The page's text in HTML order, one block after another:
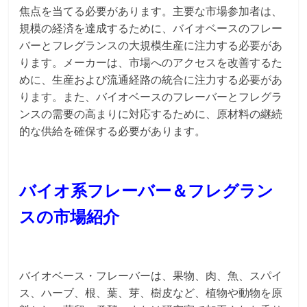
焦点を当てる必要があります。主要な市場参加者は、
規模の経済を達成するために、バイオベースのフレー
バーとフレグランスの大規模生産に注力する必要があ
ります。メーカーは、市場へのアクセスを改善するた
めに、生産および流通経路の統合に注力する必要があ
ります。また、バイオベースのフレーバーとフレグラ
ンスの需要の高まりに対応するために、原材料の継続
的な供給を確保する必要があります。
バイオ系フレーバー＆フレグラン
スの市場紹介
バイオベース・フレーバーは、果物、肉、魚、スパイ
ス、ハーブ、根、葉、芽、樹皮など、植物や動物を原